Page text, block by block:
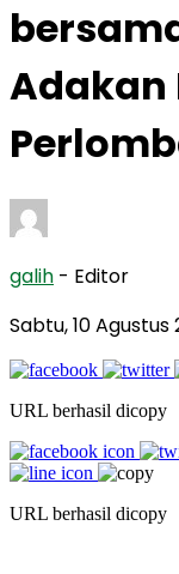
Adakan
galih - Editor
Sabtu, 10 Agustus
URL berhasil dicopy
URL berhasil dicopy